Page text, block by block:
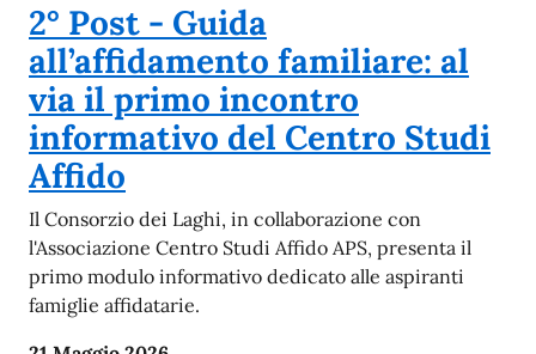
2° Post - Guida
all’affidamento familiare: al
via il primo incontro
informativo del Centro Studi
Affido
Il Consorzio dei Laghi, in collaborazione con
l'Associazione Centro Studi Affido APS, presenta il
primo modulo informativo dedicato alle aspiranti
famiglie affidatarie.